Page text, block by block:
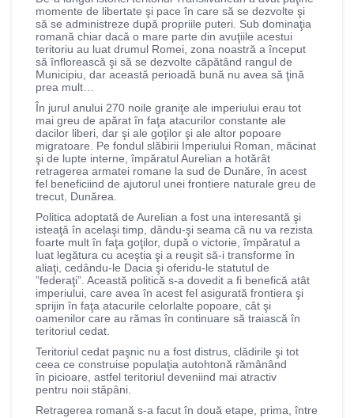
momente de libertate şi pace în care să se dezvolte şi
să se administreze după propriile puteri. Sub dominaţia
romană chiar dacă o mare parte din avuţiile acestui
teritoriu au luat drumul Romei, zona noastră a început
să înflorească şi să se dezvolte căpătând rangul de
Municipiu, dar această perioadă bună nu avea să ţină
prea mult…
În jurul anului 270 noile graniţe ale imperiului erau tot
mai greu de apărat în faţa atacurilor constante ale
dacilor liberi, dar şi ale goţilor şi ale altor popoare
migratoare. Pe fondul slăbirii Imperiului Roman, măcinat
şi de lupte interne, împăratul Aurelian a hotărât
retragerea armatei romane la sud de Dunăre, în acest
fel beneficiind de ajutorul unei frontiere naturale greu de
trecut, Dunărea.
Politica adoptată de Aurelian a fost una interesantă şi
isteaţă în acelaşi timp, dându-şi seama că nu va rezista
foarte mult în faţa goţilor, după o victorie, împăratul a
luat legătura cu aceştia şi a reuşit să-i transforme în
aliaţi, cedându-le Dacia şi oferidu-le statutul de
”federaţi”. Această politică s-a dovedit a fi benefică atât
imperiului, care avea în acest fel asigurată frontiera şi
sprijin în faţa atacurile celorlalte popoare, cât şi
oamenilor care au rămas în continuare să traiască în
teritoriul cedat.
Teritoriul cedat paşnic nu a fost distrus, clădirile şi tot
ceea ce construise populaţia autohtonă rămânând
în picioare, astfel teritoriul deveniind mai atractiv
pentru noii stăpâni.
Retragerea romană s-a facut în două etape, prima, între